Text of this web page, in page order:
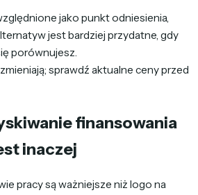
jako punkt odniesienia,
jest bardziej przydatne, gdy
porównujesz.
sprawdź aktualne ceny przed
finansowania
inaczej
pracy są ważniejsze niż logo na